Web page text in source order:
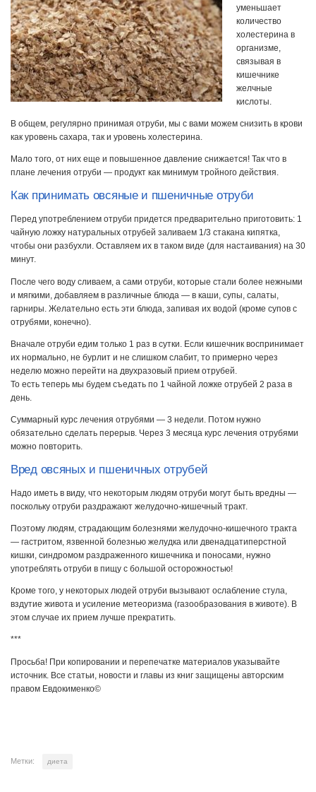
уменьшает
количество
холестерина в
организме,
связывая в
кишечнике
желчные
кислоты.
В общем, регулярно принимая отруби, мы с вами можем снизить в крови
как уровень сахара, так и уровень холестерина.
Мало того, от них еще и повышенное давление снижается! Так что в
плане лечения отруби — продукт как минимум тройного действия.
Как принимать овсяные и пшеничные отруби
Перед употреблением отруби придется предварительно приготовить: 1
чайную ложку натуральных отрубей заливаем 1/3 стакана кипятка,
чтобы они разбухли. Оставляем их в таком виде (для настаивания) на 30
минут.
После чего воду сливаем, а сами отруби, которые стали более нежными
и мягкими, добавляем в различные блюда — в каши, супы, салаты,
гарниры. Желательно есть эти блюда, запивая их водой (кроме супов с
отрубями, конечно).
Вначале отруби едим только 1 раз в сутки. Если кишечник воспринимает
их нормально, не бурлит и не слишком слабит, то примерно через
неделю можно перейти на двухразовый прием отрубей.
То есть теперь мы будем съедать по 1 чайной ложке отрубей 2 раза в
день.
Суммарный курс лечения отрубями — 3 недели. Потом нужно
обязательно сделать перерыв. Через 3 месяца курс лечения отрубями
можно повторить.
Вред овсяных и пшеничных отрубей
Надо иметь в виду, что некоторым людям отруби могут быть вредны —
поскольку отруби раздражают желудочно-кишечный тракт.
Поэтому людям, страдающим болезнями желудочно-кишечного тракта
— гастритом, язвенной болезнью желудка или двенадцатиперстной
кишки, синдромом раздраженного кишечника и поносами, нужно
употреблять отруби в пищу с большой осторожностью!
Кроме того, у некоторых людей отруби вызывают ослабление стула,
вздутие живота и усиление метеоризма (газообразования в животе). В
этом случае их прием лучше прекратить.
***
Просьба! При копировании и перепечатке материалов указывайте
источник. Все статьи, новости и главы из книг защищены авторским
правом Евдокименко©
Метки: диета